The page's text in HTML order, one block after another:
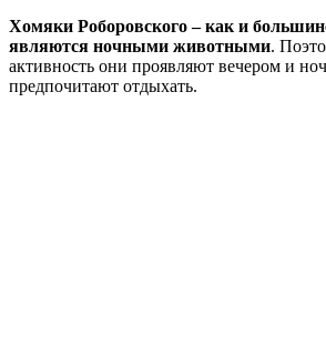
Хомяки Роборовского – как и
являются ночными животными.
активность они проявляют вечером и
предпочитают отдыхать.